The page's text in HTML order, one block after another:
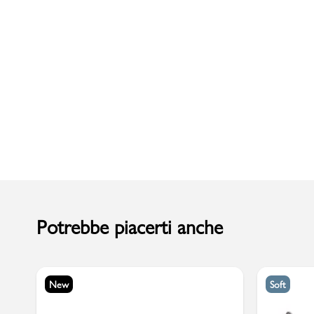
Potrebbe piacerti anche
New Soft